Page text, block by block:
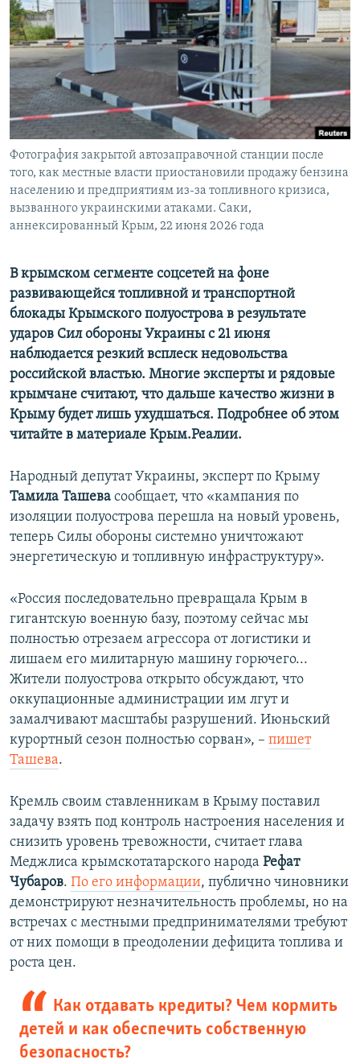
ПОБЕДИТЕЛЕЙ НЕ СУДЯТ?
КРЫМ.НЕПОКОРЕННЫЙ
ELIFBE
УКРАИНСКАЯ ПРОБЛЕМА КРЫМА
ПРИСОЕДИНЯЙТЕСЬ!
Все сайты RFE/RL
Фотография закрытой автозаправочной станции после
того, как местные власти приостановили продажу бензина
населению и предприятиям из-за топливного кризиса,
вызванного украинскими атаками. Саки,
аннексированный Крым, 22 июня 2026 года
В крымском сегменте соцсетей на фоне
развивающейся топливной и транспортной
блокады Крымского полуострова в результате
ударов Сил обороны Украины с 21 июня
наблюдается резкий всплеск недовольства
российской властью. Многие эксперты и рядовые
крымчане считают, что дальше качество жизни в
Крыму будет лишь ухудшаться. Подробнее об этом
читайте в материале Крым.Реалии.
Народный депутат Украины, эксперт по Крыму
Тамила Ташева сообщает, что «кампания по
изоляции полуострова перешла на новый уровень,
теперь Силы обороны системно уничтожают
энергетическую и топливную инфраструктуру».
«Россия последовательно превращала Крым в
гигантскую военную базу, поэтому сейчас мы
полностью отрезаем агрессора от логистики и
лишаем его милитарную машину горючего...
Жители полуострова открыто обсуждают, что
оккупационные администрации им лгут и
замалчивают масштабы разрушений. Июньский
курортный сезон полностью сорван», – пишет
Ташева.
Кремль своим ставленникам в Крыму поставил
задачу взять под контроль настроения населения и
снизить уровень тревожности, считает глава
Меджлиса крымскотатарского народа Рефат
Чубаров. По его информации, публично чиновники
демонстрируют незначительность проблемы, но на
встречах с местными предпринимателями требуют
от них помощи в преодолении дефицита топлива и
роста цен.
Как отдавать кредиты? Чем кормить
детей и как обеспечить собственную
безопасность?